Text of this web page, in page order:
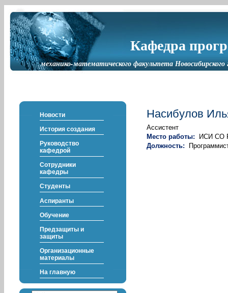
Кафедра
механико-математического факультета Новосибирского
Насибулов
Ассистент
Место работы:
ИСИ СО
Должность:
Новости
История создания
Руководство
кафедрой
Сотрудники
кафедры
Студенты
Аспиранты
Обучение
Предзащиты и
защиты
Организационные
материалы
На главную